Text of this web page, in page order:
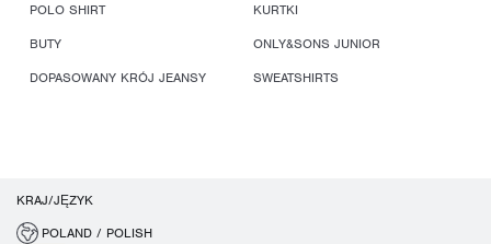
POLO SHIRT
KURTKI
BUTY
ONLY&SONS JUNIOR
DOPASOWANY KRÓJ JEANSY
SWEATSHIRTS
KRAJ/JĘZYK
POLAND / POLISH